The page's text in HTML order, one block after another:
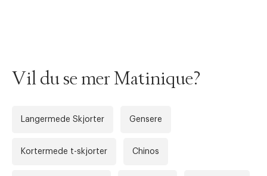
Vil du se mer Matinique?
Langermede Skjorter Gensere
Kortermede t-skjorter Chinos